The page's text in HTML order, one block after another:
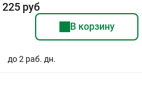
225 руб
В корзину
до 2 раб. дн.